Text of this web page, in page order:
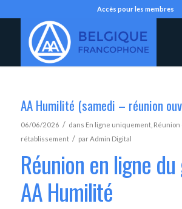
Accès pour les membres
AA Humilité (samedi – réunion
06/06/2026 / dans En ligne uniquement, Réunion
rétablissement / parAdmin Digital
Réunion en ligne
AA Humilité